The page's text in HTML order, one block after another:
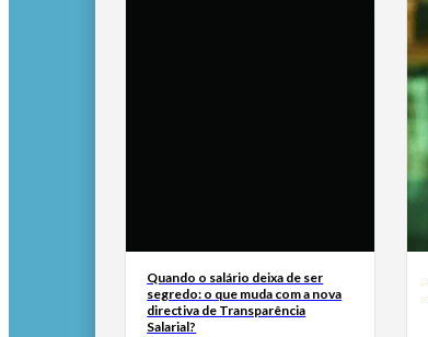
Quando o salário deixa de ser
segredo: o que muda com a nova
directiva de Transparência
Salarial?